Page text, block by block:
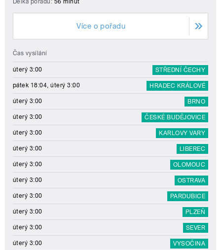
Délka pořadu: 56 minut
Více o pořadu
Čas vysílání
úterý 3:00 STŘEDNÍ ČECHY
pátek 18:04, úterý 3:00 HRADEC KRÁLOVÉ
úterý 3:00 BRNO
úterý 3:00 ČESKÉ BUDĚJOVICE
úterý 3:00 KARLOVY VARY
úterý 3:00 LIBEREC
úterý 3:00 OLOMOUC
úterý 3:00 OSTRAVA
úterý 3:00 PARDUBICE
úterý 3:00 PLZEŇ
úterý 3:00 SEVER
úterý 3:00 VYSOČINA